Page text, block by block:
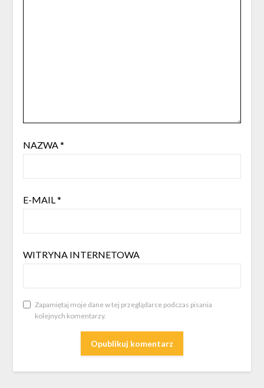
NAZWA*
E-MAIL*
WITRYNA INTERNETOWA
Zapamiętaj moje dane w tej przeglądarce podczas pisania
kolejnych komentarzy.